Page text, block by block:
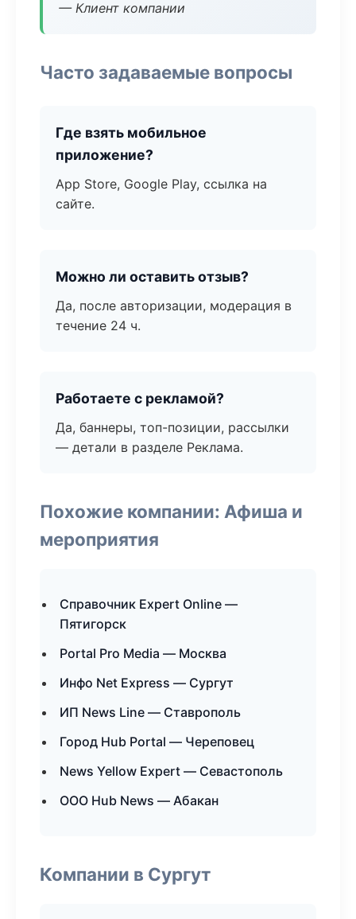
— Клиент компании
Часто задаваемые вопросы
Где взять мобильное
приложение?
App Store, Google Play, ссылка на
сайте.
Можно ли оставить отзыв?
Да, после авторизации, модерация в
течение 24 ч.
Работаете с рекламой?
Да, баннеры, топ-позиции, рассылки
— детали в разделе Реклама.
Похожие компании: Афиша и
мероприятия
Справочник Expert Online —
Пятигорск
Portal Pro Media — Москва
Инфо Net Express — Сургут
ИП News Line — Ставрополь
Город Hub Portal — Череповец
News Yellow Expert — Севастополь
ООО Hub News — Абакан
Компании в Сургут